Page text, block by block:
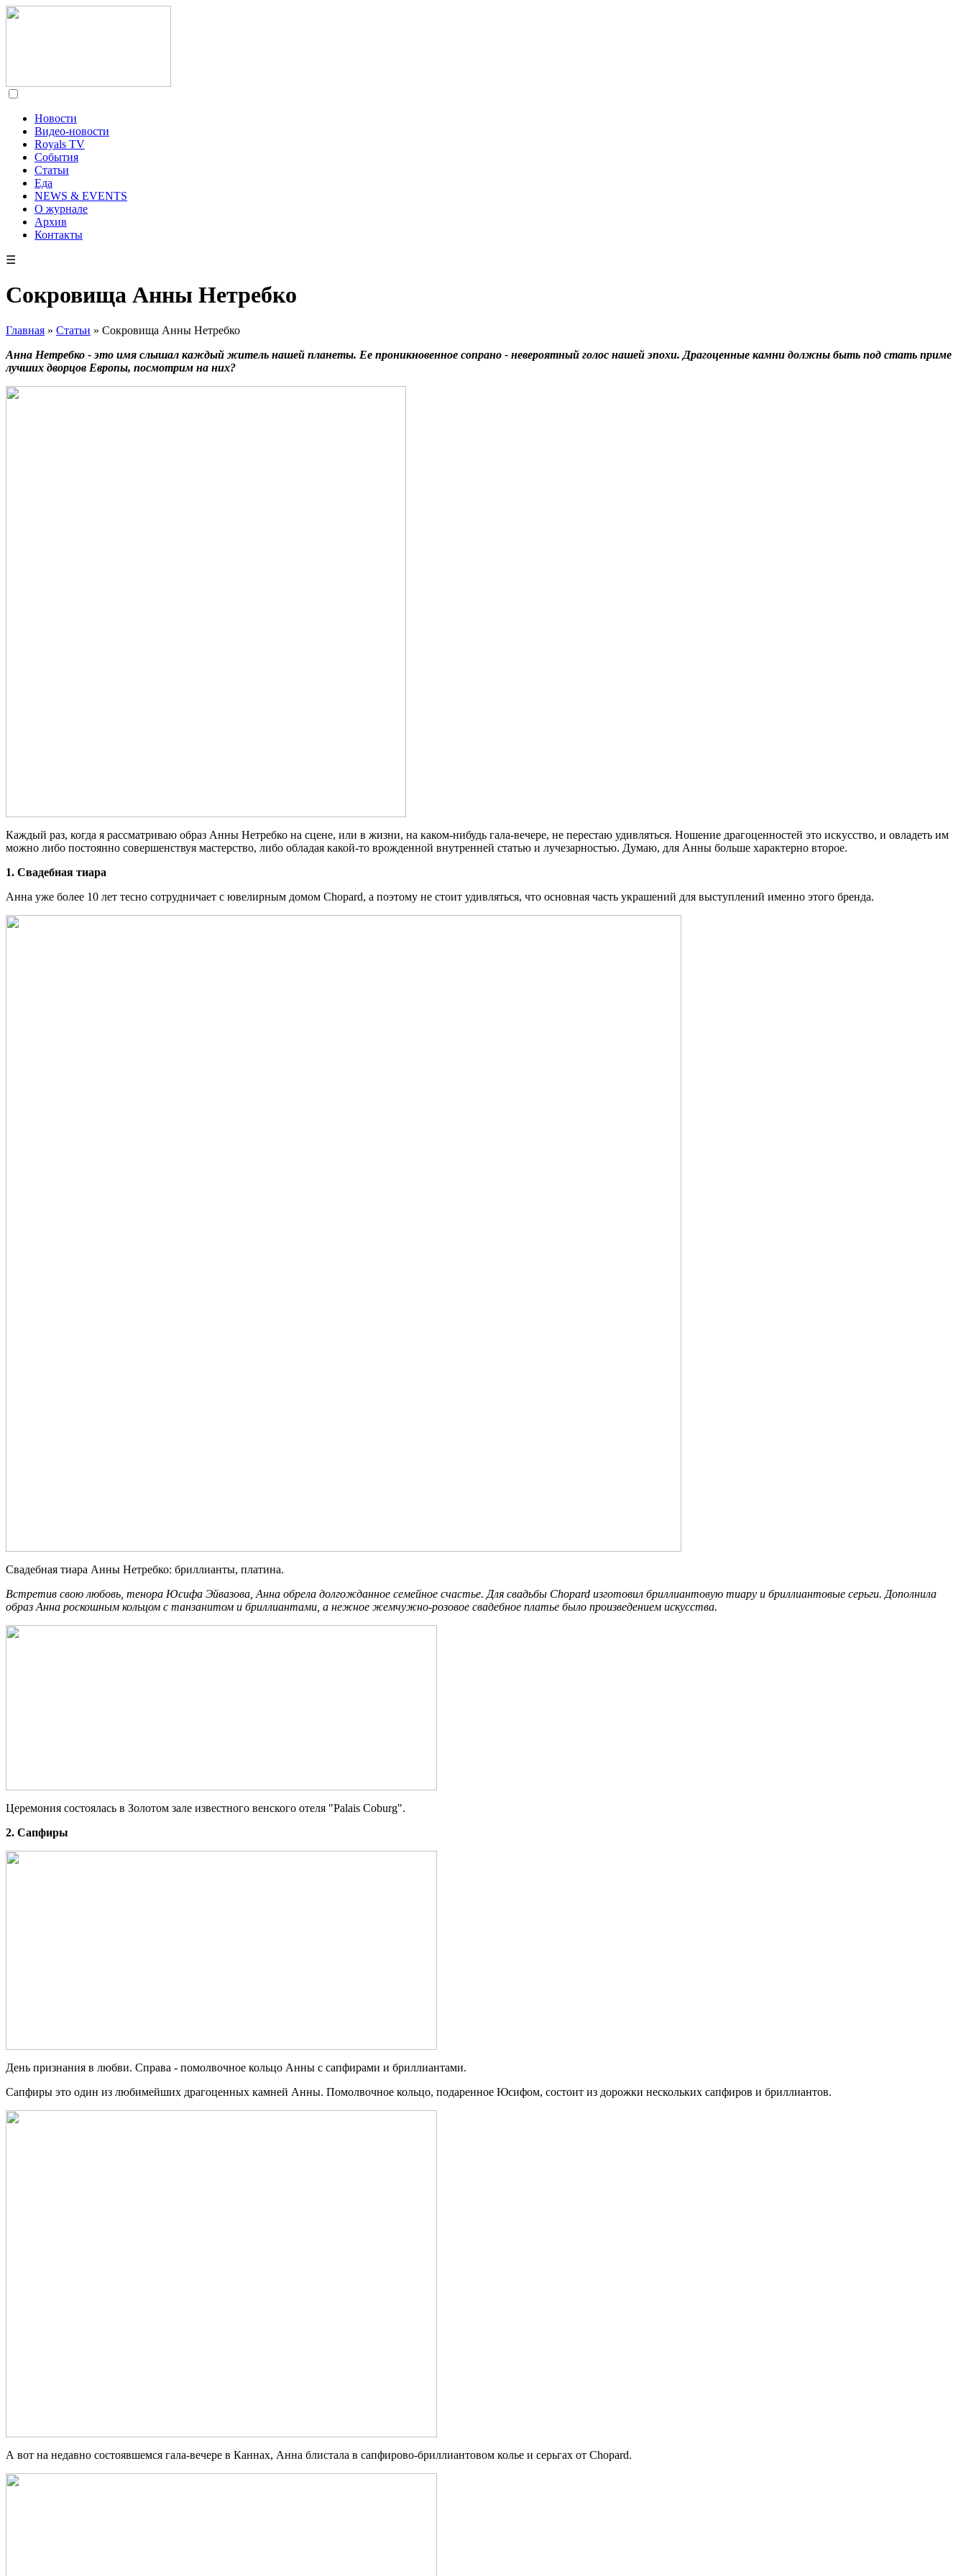
Новости
Видео-новости
Royals TV
События
Статьи
Еда
NEWS & EVENTS
О журнале
Архив
Контакты
☰
Сокровища Анны Нетребко
Главная » Статьи » Сокровища Анны Нетребко
Анна Нетребко - это имя слышал каждый житель нашей планеты. Ее проникновенное сопрано - невероятный голос нашей эпохи. Драгоценные камни должны быть под стать приме
лучших дворцов Европы, посмотрим на них?
Каждый раз, когда я рассматриваю образ Анны Нетребко на сцене, или в жизни, на каком-нибудь гала-вечере, не перестаю удивляться. Ношение драгоценностей это искусство, и овладеть им
можно либо постоянно совершенствуя мастерство, либо обладая какой-то врожденной внутренней статью и лучезарностью. Думаю, для Анны больше характерно второе.
1. Свадебная тиара
Анна уже более 10 лет тесно сотрудничает с ювелирным домом Chopard, а поэтому не стоит удивляться, что основная часть украшений для выступлений именно этого бренда.
Свадебная тиара Анны Нетребко: бриллианты, платина.
Встретив свою любовь, тенора Юсифа Эйвазова, Анна обрела долгожданное семейное счастье. Для свадьбы Chopard изготовил бриллиантовую тиару и бриллиантовые серьги. Дополнила
образ Анна роскошным кольцом с танзанитом и бриллиантами, а нежное жемчужно-розовое свадебное платье было произведением искусства.
Церемония состоялась в Золотом зале известного венского отеля "Palais Coburg".
2. Сапфиры
День признания в любви. Справа - помолвочное кольцо Анны с сапфирами и бриллиантами.
Сапфиры это один из любимейших драгоценных камней Анны. Помолвочное кольцо, подаренное Юсифом, состоит из дорожки нескольких сапфиров и бриллиантов.
А вот на недавно состоявшемся гала-вечере в Каннах, Анна блистала в сапфирово-бриллиантовом колье и серьгах от Chopard.